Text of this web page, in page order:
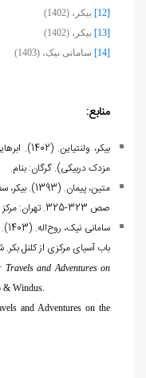
[12] بیکر، (1402)
[13] بیکر، (1402)
[14] سامانی نیک، (1403)
منابع:
بیکر،
مزدک دربیکی). گرگان: بنام.
متین،
صص 323-325. تهران: مرکز دایره‌المعارف بزرگ اسلامی.
باب آسیای مرکزی از کلنل بکر. شمسه، 16(58-
and Adventures on
& Windus.
and Adventures on the